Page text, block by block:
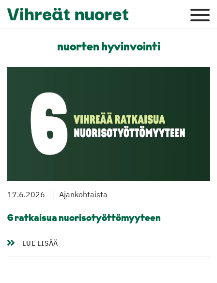
nuorten hyvinvointi
17.6.2026 Ajankohtaista
6 ratkaisua nuorisotyöttömyyteen
LUE LISÄÄ